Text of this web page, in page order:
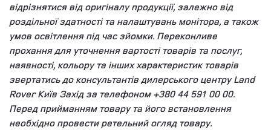
відрізнятися від оригіналу продукції, залежно від
роздільної здатності та налаштувань монітора, а також
умов освітлення під час зйомки. Переконливе
прохання для уточнення вартості товарів та послуг,
наявності, кольору та інших характеристик товарів
звертатись до консультантів дилерського центру Land
Rover Київ Захід за телефоном +380 44 591 00 00.
Перед прийманням товару та його встановлення
необхідно провести ретельний огляд товару.